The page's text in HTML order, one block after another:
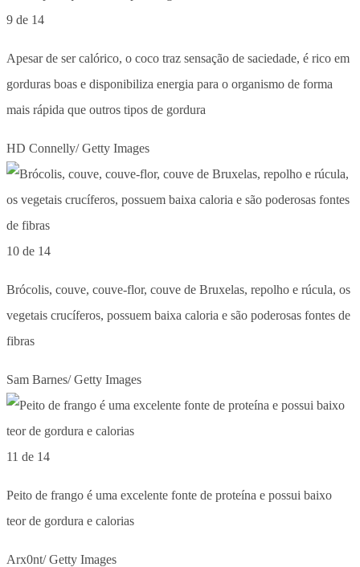
9 de 14
Apesar de ser calórico, o coco traz sensação de saciedade, é rico em
gorduras boas e disponibiliza energia para o organismo de forma
mais rápida que outros tipos de gordura
HD Connelly/ Getty Images
10 de 14
Brócolis, couve, couve-flor, couve de Bruxelas, repolho e rúcula, os
vegetais crucíferos, possuem baixa caloria e são poderosas fontes de
fibras
Sam Barnes/ Getty Images
11 de 14
Peito de frango é uma excelente fonte de proteína e possui baixo
teor de gordura e calorias
Arx0nt/ Getty Images